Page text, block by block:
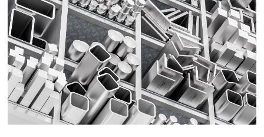
a
zábava
pro